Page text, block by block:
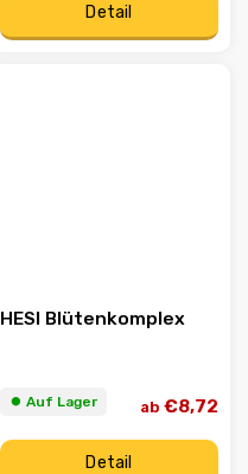
Detail
HESI Blütenkomplex
⏺︎ Auf Lager ab €8,72
Detail